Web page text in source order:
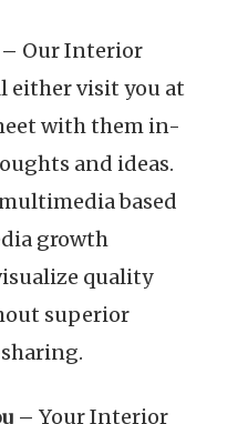
Our Interior
either visit you at
with them in-
and ideas.
based
growth
quality
superior
– Your Interior